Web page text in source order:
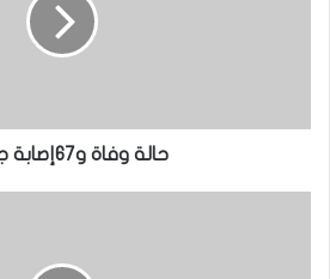
حالة وفاة و67إصابة جديدة